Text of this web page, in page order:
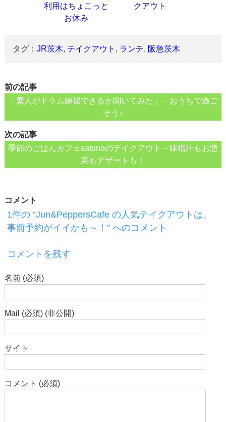
利用はちょこっと
お休み
クアウト
タグ：JR茨木, テイクアウト , ランチ, 阪急茨木
前の記事
「素人がドラム練習できるか聞いてみた」－おうちで過ご
そう♪
次の記事
季節のごはんカフェsatonoのテイクアウト－味噌汁もお惣
菜もデザートも！
コメント
1件の “Jun&PeppersCafe の人気テイクアウトは、
事前予約がイイかも～！” へのコメント
コメントを残す
名前 (必須)
Mail (必須) (非公開)
サイト
コメント (必須)